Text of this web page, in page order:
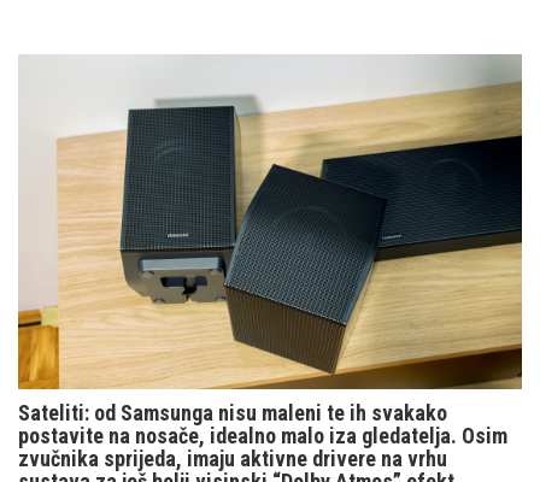
Sateliti: od Samsunga nisu maleni te ih svakako
postavite na nosače, idealno malo iza gledatelja. Osim
zvučnika sprijeda, imaju aktivne drivere na vrhu